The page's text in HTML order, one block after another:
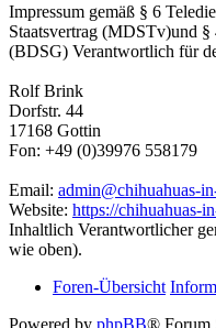
Impressum gemäß § 6
Staatsvertrag (MDSTv)und §
(BDSG) Verantwortlich für
Rolf Brink
Dorfstr. 44
17168 Gottin
Fon: +49 (0)39976 558179
Email: admin@chihuahuas-
Website: https://chihuahuas-
Inhaltlich Verantwortlicher
wie oben).
Foren-Übersicht
Powered by phpBB® Forum